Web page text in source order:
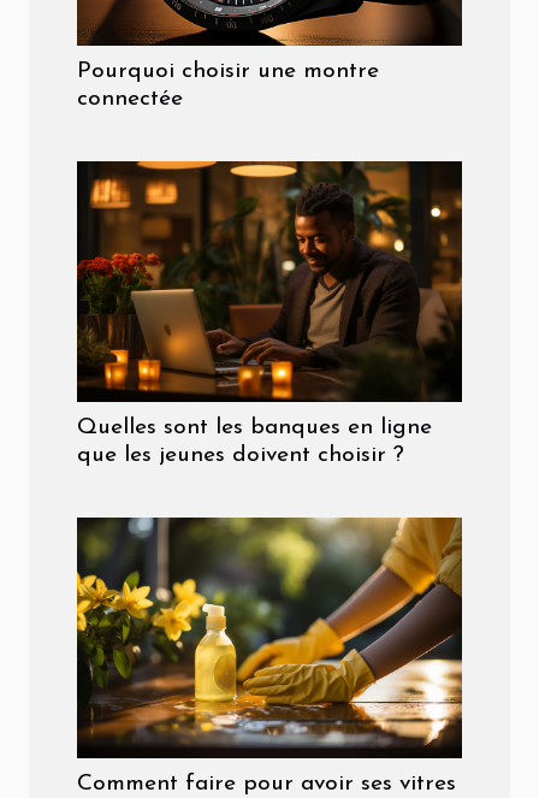
Pourquoi choisir une montre
connectée
Quelles sont les banques en ligne
que les jeunes doivent choisir ?
Comment faire pour avoir ses vitres